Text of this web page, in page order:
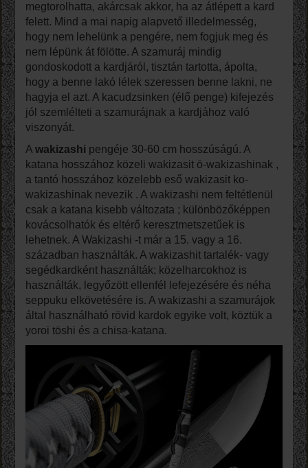
megtorolhatta, akárcsak akkor, ha az átlépett a kard
felett. Mind a mai napig alapvető illedelmesség,
hogy nem lehelünk a pengére, nem fogjuk meg és
nem lépünk át fölötte. A szamuráj mindig
gondoskodott a kardjáról, tisztán tartotta, ápolta,
hogy a benne lakó lélek szeressen benne lakni, ne
hagyja el azt. A kacudzsinken (élő penge) kifejezés
jól szemlélteti a szamurájnak a kardjához való
viszonyát.
A wakizashi pengéje 30-60 cm hosszúságú. A
katana hosszához közeli wakizasit ō-wakizashinak ,
a tantó hosszához közelebb eső wakizasit ko-
wakizashinak nevezik . A wakizashi nem feltétlenül
csak a katana kisebb változata ; különbözőképpen
kovácsolhatók és eltérő keresztmetszetűek is
lehetnek. A Wakizashi -t már a 15. vagy a 16.
században használták. A wakizashit tartalék- vagy
segédkardként használták; közelharcokhoz is
használták, legyőzött ellenfél lefejezésére és néha
seppuku elkövetésére is. A wakizashi a szamurájok
által használható rövid kardok egyike volt, köztük a
yoroi tōshi és a chisa-katana.